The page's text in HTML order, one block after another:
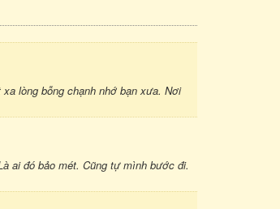
lòng bỗng chạnh nhớ bạn xưa. Nơi
ai đó bảo mét. Cũng tự mình bước đi.